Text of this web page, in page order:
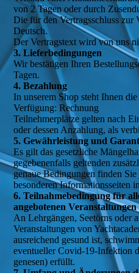
von 2 Tagen oder durch
Die für den Vertragsschluss zur
Deutsch.
Der Vertragstext wird von uns
3. Lieferbedingungen
Wir bestätigen Ihren
Tagen.
4. Bezahlung
In unserem Shop steht Ihnen
Verfügung: Rechnung
Teilnehmerplätze gelten nach
oder dessen Anzahlung, als
5. Gewährleistung und
Es gilt das gesetzliche
gegebenenfalls geltenden
genaue Bedingungen finden
besonderen Informationsseiten
6. Teilnahmebedingung für
angebotenen Veranstaltungen
An Lehrgängen, Seetörns oder
Veranstaltungen von
ausreichend gesund ist,
eventueller Covid-19-Infektion
genesen) erfüllt.